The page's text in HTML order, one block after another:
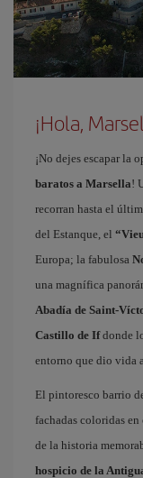
¡Hola,
¡No dejes escapar la
baratos a Marsella!
recorran hasta el
del Estanque, el
Europa; la fabulosa
una magnífica
Abadía de Saint-
Castillo de Ifdonde
entorno que dio vida
El pintoresco barrio
fachadas coloridas
de la historia
hospicio de la